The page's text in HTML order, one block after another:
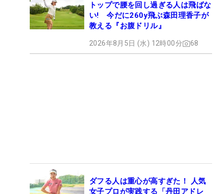
トップで腰を回し過ぎる人は飛ばな
い! 今だに260y飛ぶ森田理香子が
教える『お腹ドリル』
2026年8月5日 (水) 12時00分 68
ダフる人は重心が高すぎた！ 人気
女子プロが実践する「丹田アドレ